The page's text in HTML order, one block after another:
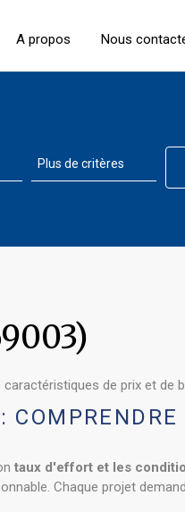
A propos Nous
de prix et de
COMPRENDRE
taux d'effort et les
Chaque projet